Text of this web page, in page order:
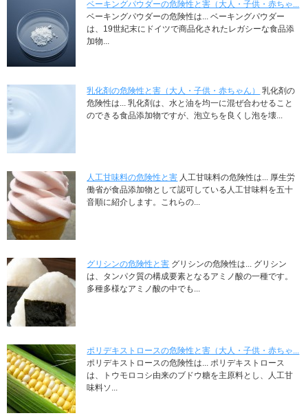
ベーキングパウダーの危険性と害（大人・子供・赤ちゃ...
ベーキングパウダーの危険性は... ベーキングパウダー
は、19世紀末にドイツで商品化されたレガシーな食品添
加物...
乳化剤の危険性と害（大人・子供・赤ちゃん）
乳化剤の
危険性は... 乳化剤は、水と油を均一に混ぜ合わせること
のできる食品添加物ですが、泡立ちを良くし泡を壊...
人工甘味料の危険性と害 人工甘味料の危険性は... 厚生労
働省が食品添加物として認可している人工甘味料を五十
音順に紹介します。これらの...
グリシンの危険性と害 グリシンの危険性は... グリシン
は、タンパク質の構成要素となるアミノ酸の一種です。
多種多様なアミノ酸の中でも...
ポリデキストロースの危険性と害（大人・子供・赤ちゃ...
ポリデキストロースの危険性は... ポリデキストロース
は、トウモロコシ由来のブドウ糖を主原料とし、人工甘
味料ソ...